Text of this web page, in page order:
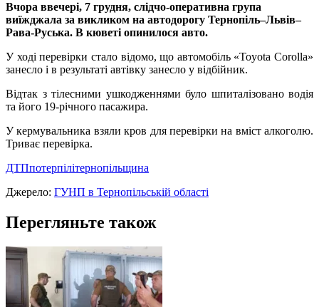
Вчора ввечері, 7 грудня, слідчо-оперативна група
виїжджала за викликом на автодорогу Тернопіль–Львів–
Рава-Руська. В кюветі опинилося авто.
У ході перевірки стало відомо, що автомобіль «Toyota Corolla»
занесло і в результаті автівку занесло у відбійник.
Відтак з тілесними ушкодженнями було шпиталізовано водія
та його 19-річного пасажира.
У кермувальника взяли кров для перевірки на вміст алкоголю.
Триває перевірка.
ДТПпотерпілітернопільщина
Джерело: ГУНП в Тернопільській області
Перегляньте також